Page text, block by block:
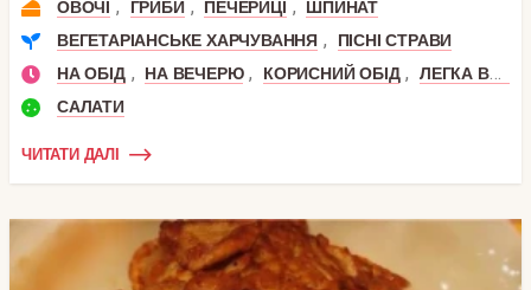
ОВОЧІ , ГРИБИ , ПЕЧЕРИЦІ ,
ШПИНАТ
ВЕГЕТАРІАНСЬКЕ ХАРЧУВАННЯ ,
ПІСНІ СТРАВИ
НА ОБІД , НА ВЕЧЕРЮ , КОРИСНИЙ ОБІД ,
ЛЕГКА ВЕЧЕРЯ
САЛАТИ
ЧИТАТИ ДАЛІ